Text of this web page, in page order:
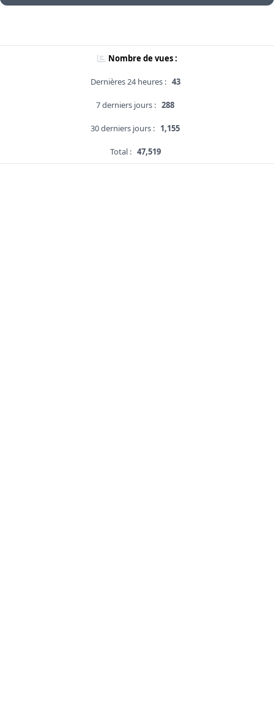
Nombre de vues :
Dernières 24 heures : 43
7 derniers jours : 288
30 derniers jours : 1,155
Total : 47,519